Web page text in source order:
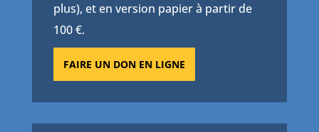
plus), et en version papier à partir de
100 €.
FAIRE UN DON EN LIGNE